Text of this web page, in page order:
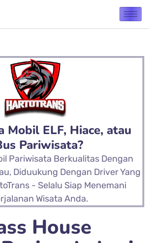
Mobil ELF, Hiace, atau
Pariwisata?
Pariwisata Berkualitas Dengan
Diduukung Dengan Driver Yang
- Selalu Siap Menemani
Wisata Anda.
House